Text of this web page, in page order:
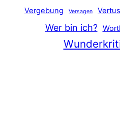
Vergebung Versagen
Wer bin ich?